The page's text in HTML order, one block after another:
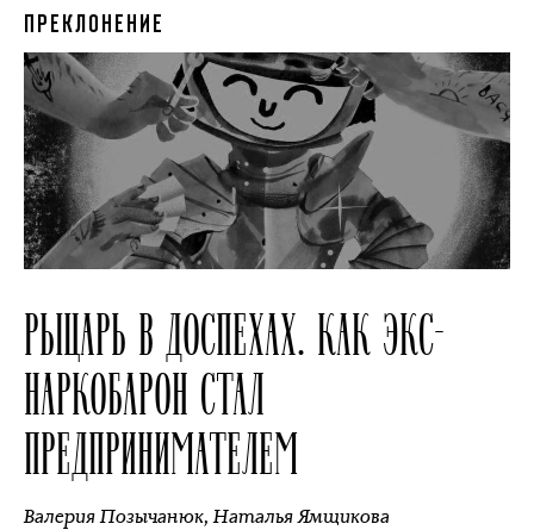
ПРЕКЛОНЕНИЕ
РЫЦАРЬ В ДОСПЕХАХ. КАК ЭКС-
НАРКОБАРОН СТАЛ
ПРЕДПРИНИМАТЕЛЕМ
Валерия Позычанюк,Наталья Ямщикова